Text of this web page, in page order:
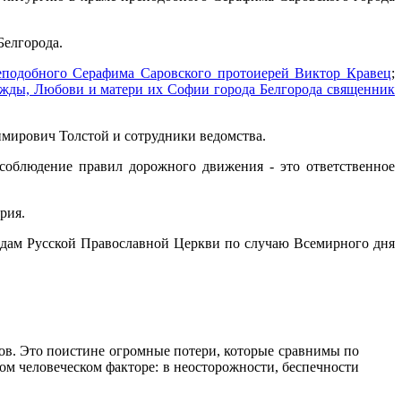
Серафима Саровского протоиерей Виктор Кравец;
Любови и матери их Софии города Белгорода священник
Толстой и сотрудники ведомства.
правил дорожного движения - это ответственное
Русской Православной Церкви по случаю Всемирного дня
Это поистине огромные потери, которые сравнимы по
факторе: в неосторожности, беспечности